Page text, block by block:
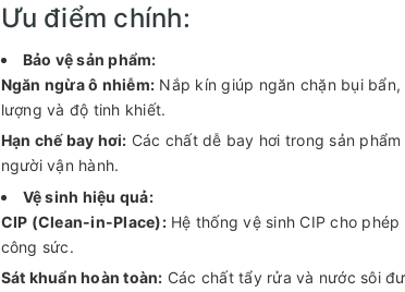
Ưu điểm chính:
Bảo vệ sản phẩm:
Ngăn ngừa ô nhiễm: Nắp kín giúp ngăn chặn bụi
lượng và độ tinh khiết.
Hạn chế bay hơi: Các chất dễ bay hơi trong sản
người vận hành.
Vệ sinh hiệu quả:
CIP (Clean-in-Place):Hệ thống vệ sinh CIP cho
công sức.
Sát khuẩn hoàn toàn: Các chất tẩy rửa và nước sôi